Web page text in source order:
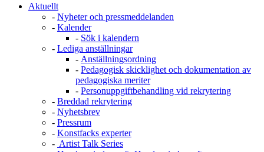
Aktuellt
- Nyheter och pressmeddelanden
- Kalender
- Sök i kalendern
- Lediga anställningar
- Anställningsordning
- Pedagogisk skicklighet och dokumentation av
pedagogiska meriter
- Personuppgiftbehandling vid rekrytering
- Breddad rekrytering
- Nyhetsbrev
- Pressrum
- Konstfacks experter
- Artist Talk Series